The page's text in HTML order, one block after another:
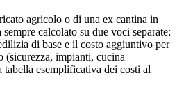
agricolo o di una ex cantina in
calcolato su due voci separate:
di base e il costo aggiuntivo per
(sicurezza, impianti, cucina
esemplificativa dei costi al